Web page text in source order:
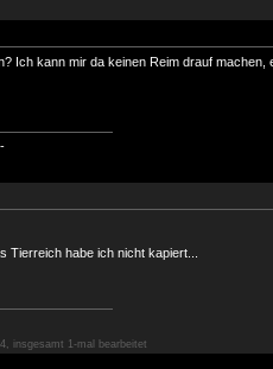
Ich kann mir da keinen Reim drauf machen,
habe ich nicht kapiert...
insgesamt 1-mal bearbeitet